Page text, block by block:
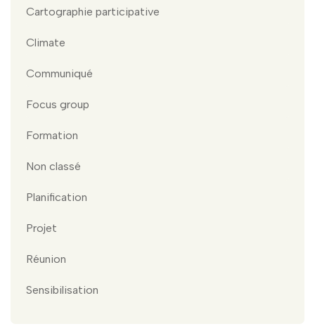
Cartographie participative
Climate
Communiqué
Focus group
Formation
Non classé
Planification
Projet
Réunion
Sensibilisation